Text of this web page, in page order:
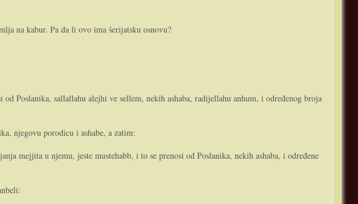
na kabur. Pa da li ovo ima šerijatsku osnovu?
Poslanika, sallallahu alejhi ve sellem, nekih ashaba, radijellahu anhum, i određenog broja
njegovu porodicu i ashabe, a zatim:
mejjita u njemu, jeste mustehabb, i to se prenosi od Poslanika, nekih ashaba, i određene